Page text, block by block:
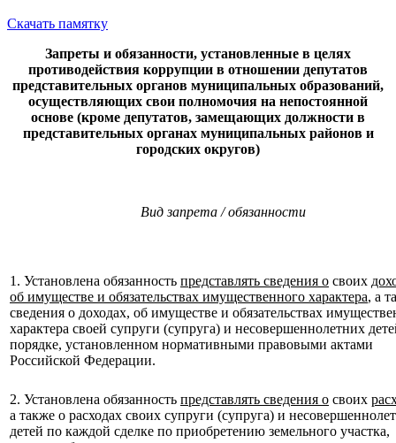
Скачать памятку
Запреты и обязанности, установленные в целях
противодействия коррупции в отношении депутатов
представительных органов муниципальных образований,
осуществляющих свои полномочия на непостоянной
основе (кроме депутатов, замещающих должности в
представительных органах муниципальных районов и
городских округов)
Вид запрета / обязанности
1. Установлена обязанность представлять сведения о своих
об имуществе и обязательствах имущественного характера, а
сведения о доходах, об имуществе и обязательствах
характера своей супруги (супруга) и несовершеннолетних
порядке, установленном нормативными правовыми актами
Российской Федерации.
2. Установлена обязанность представлять сведения о своих
а также о расходах своих супруги (супруга) и
детей по каждой сделке по приобретению земельного участка,